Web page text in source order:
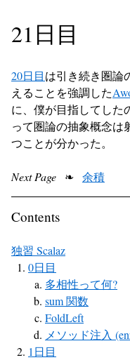
21日目
20日目は引き続き圏論
えることを強調した
に、僕が目指してした
って圏論の抽象概念は
つことが分かった。
Next Page ❧ 余積
Contents
独習 Scalaz
0日目
多相性って何?
sum 関数
FoldLeft
メソッド注入
1日目